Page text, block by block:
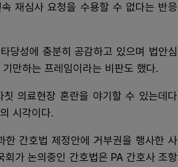
재심사 요청을 수용할 수 없다는 반응
당성에 충분히 공감하고 있으며 법안심
만하는 프레임이라는 비판도 했다.
의료현장 혼란을 야기할 수 있는데다
시각이다.
간호법 제정안에 거부권을 행사한 사
가 논의중인 간호법은 PA 간호사 조항